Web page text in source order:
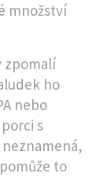
množství
zpomalí
ho
nebo
s
to